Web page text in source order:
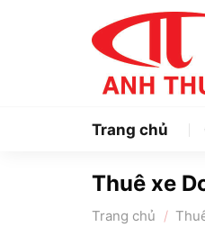
Trang chủ
Thuê xe
Trang chủ /